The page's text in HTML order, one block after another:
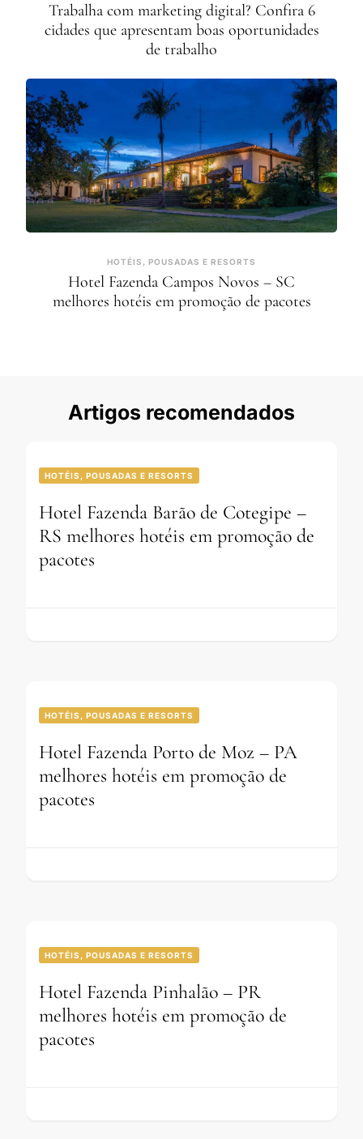
Trabalha com marketing digital? Confira 6
cidades que apresentam boas oportunidades
de trabalho
HOTÉIS, POUSADAS E RESORTS
Hotel Fazenda Campos Novos – SC
melhores hotéis em promoção de pacotes
Artigos recomendados
HOTÉIS, POUSADAS E RESORTS
Hotel Fazenda Barão de Cotegipe –
RS melhores hotéis em promoção de
pacotes
HOTÉIS, POUSADAS E RESORTS
Hotel Fazenda Porto de Moz – PA
melhores hotéis em promoção de
pacotes
HOTÉIS, POUSADAS E RESORTS
Hotel Fazenda Pinhalão – PR
melhores hotéis em promoção de
pacotes